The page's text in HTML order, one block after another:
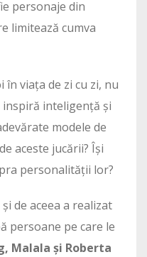
personaje din
limitează cumva
în viața de zi cu zi, nu
inspiră inteligență și
modele de
aceste jucării? Își
personalității lor?
de aceea a realizat
persoane pe care le
Malala și Roberta